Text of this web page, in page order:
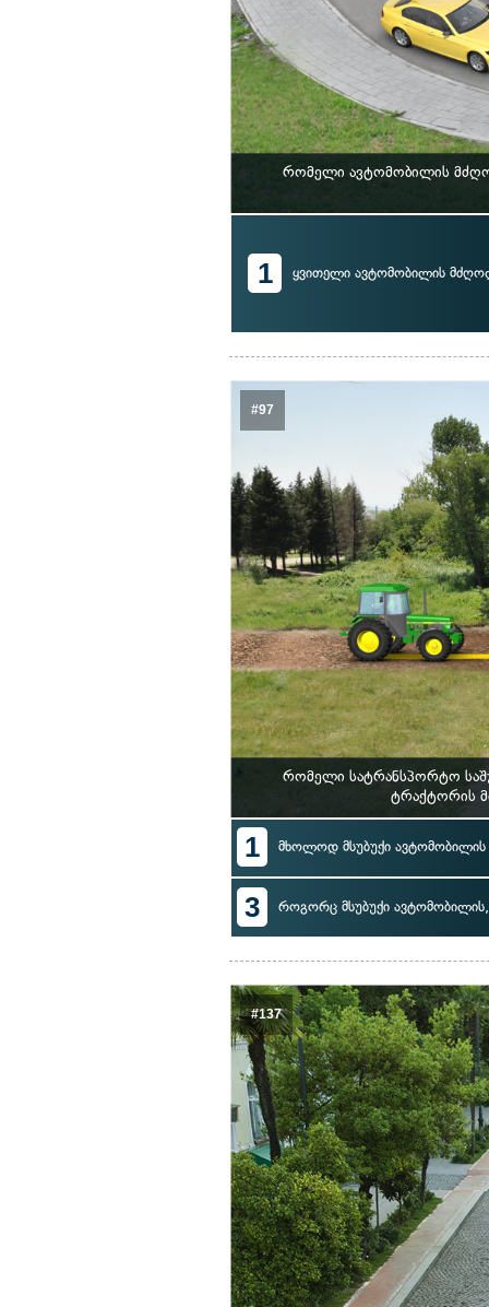
რომელი ავტომობილის
1 ყვითელი ავტომობილის
#97
რომელი სატრანსპორტო
ტრაქტორის
1 მხოლოდ მსუბუქი
3 როგორც მსუბუქი ავტომობილის,
#137